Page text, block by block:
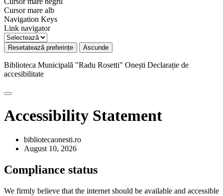
Cursor mare alb
Navigation Keys
Link navigator
Resetatează preferințe Ascunde
Biblioteca Municipală "Radu Rosetti" Onești Declarație de
accesibilitate
Accessibility Statement
bibliotecaonesti.ro
August 10, 2026
Compliance status
We firmly believe that the internet should be available and accessible